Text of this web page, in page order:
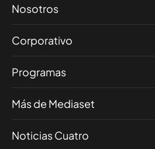
Nosotros
Corporativo
Programas
Más de Mediaset
Noticias Cuatro